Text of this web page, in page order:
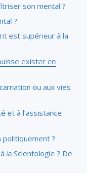
son mental ?
?
est supérieur à la
exister en
ou aux vies
et à l’assistance
politiquement ?
la Scientologie ? De